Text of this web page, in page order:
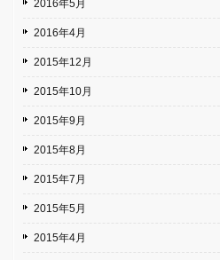
2016年5月
2016年4月
2015年12月
2015年10月
2015年9月
2015年8月
2015年7月
2015年5月
2015年4月